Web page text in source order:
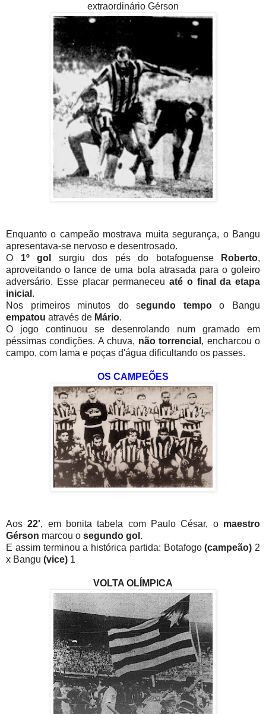
extraordinário Gérson
Enquanto o campeão mostrava muita segurança, o Bangu
apresentava-se nervoso e desentrosado.
O 1º gol surgiu dos pés do botafoguense Roberto,
aproveitando o lance de uma bola atrasada para o goleiro
adversário. Esse placar permaneceu até o final da etapa
inicial .
Nos primeiros minutos do segundo tempoo Bangu
empatou através de Mário.
O jogo continuou se desenrolando num gramado em
péssimas condições. A chuva, não torrencial , encharcou o
campo, com lama e poças d'água dificultando os passes.
OS CAMPEÕES
Aos22', em bonita tabela com Paulo César, o maestro
Gérson marcou o segundo gol .
E assim terminou a histórica partida: Botafogo(campeão) 2
x Bangu (vice) 1
VOLTA OLÍMPICA